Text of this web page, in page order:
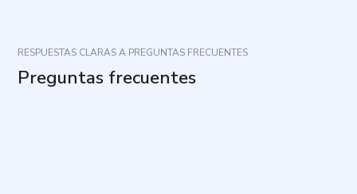
RESPUESTAS CLARAS A PREGUNTAS FRECUENTES
Preguntas frecuentes